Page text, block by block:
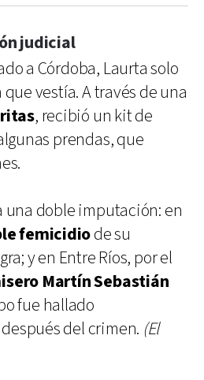
judicial
a Córdoba, Laurta solo
vestía. A través de una
, recibió un kit de
prendas, que
una doble imputación: en
femicidiode su
y en Entre Ríos, por el
Martín Sebastián
fue hallado
del crimen. (El